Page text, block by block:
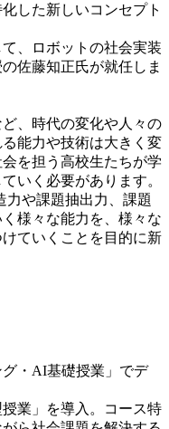
した新しいコンセプト
、ロボットの社会実装
佐藤知正氏が就任しま
、時代の変化や人々の
能力や技術は大きく変
を担う高校生たちが学
いく必要があります。
や課題抽出力、課題
様々な能力を、様々な
ていくことを目的に新
グ・AI基礎授業」でデ
業」を導入。コース特